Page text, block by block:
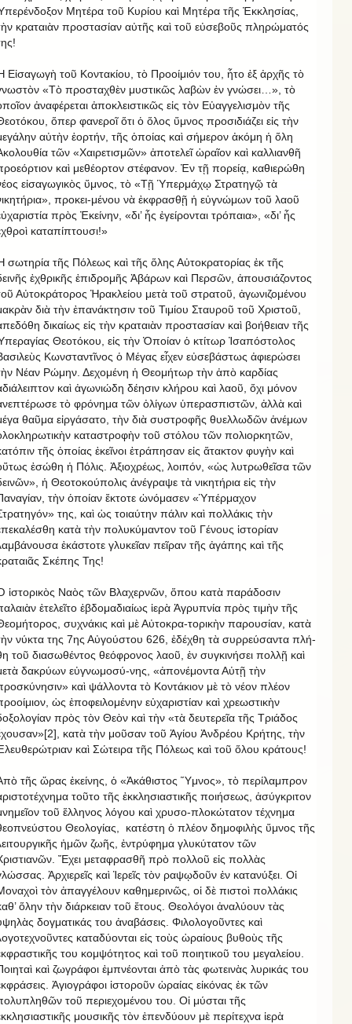
Μητέρα τοῦ Κυρίου καὶ Μητέρα τῆς Ἐκκλησίας,
κραταιὰν προστασίαν αὐτῆς καὶ τοῦ εὐσεβοῦς πληρώματός
Εἰσαγωγὴ τοῦ Κοντακίου, τὸ Προοίμιόν του, ἦτο ἐξ ἀρχῆς τὸ
«Τὸ προσταχθὲν μυστικῶς λαβὼν ἐν γνώσει…», τὸ
ἀναφέρεται ἀποκλειστικῶς εἰς τὸν Εὐαγγελισμὸν τῆς
ὅπερ φανεροῖ ὅτι ὁ ὅλος ὕμνος προσιδιάζει εἰς τὴν
αὐτὴν ἑορτήν, τῆς ὁποίας καὶ σήμερον ἀκόμη ἡ ὅλη
τῶν «Χαιρετισμῶν» ἀποτελεῖ ὡραῖον καὶ καλλιανθῆ
καὶ μεθέορτον στέφανον. Ἐν τῇ πορείᾳ, καθιερώθη
εἰσαγωγικὸς ὕμνος, τὸ «Τῇ Ὑπερμάχῳ Στρατηγῷ τὰ
προκει-μένου νὰ ἐκφρασθῇ ἡ εὐγνώμων τοῦ λαοῦ
πρὸς Ἐκείνην, «δι’ ἧς ἐγείρονται τρόπαια», «δι’ ἧς
καταπίπτουσι!»
σωτηρία τῆς Πόλεως καὶ τῆς ὅλης Αὐτοκρατορίας ἐκ τῆς
ἐχθρικῆς ἐπιδρομῆς Ἀβάρων καὶ Περσῶν, ἀπουσιάζοντος
Αὐτοκράτορος Ἡρακλείου μετὰ τοῦ στρατοῦ, ἀγωνιζομένου
διὰ τὴν ἐπανάκτησιν τοῦ Τιμίου Σταυροῦ τοῦ Χριστοῦ,
δικαίως εἰς τὴν κραταιὰν προστασίαν καὶ βοήθειαν τῆς
Θεοτόκου, εἰς τὴν Ὁποίαν ὁ κτίτωρ Ἰσαπόστολος
Κωνσταντῖνος ὁ Μέγας εἶχεν εὐσεβάστως ἀφιερώσει
Νέαν Ρώμην. Δεχομένη ἡ Θεομήτωρ τὴν ἀπὸ καρδίας
καὶ ἀγωνιώδη δέησιν κλήρου καὶ λαοῦ, ὄχι μόνον
τὸ φρόνημα τῶν ὀλίγων ὑπερασπιστῶν, ἀλλὰ καὶ
θαῦμα εἰργάσατο, τὴν διὰ συστροφῆς θυελλωδῶν ἀνέμων
καταστροφὴν τοῦ στόλου τῶν πολιορκητῶν,
τῆς ὁποίας ἐκεῖνοι ἐτράπησαν εἰς ἄτακτον φυγὴν καὶ
ἐσώθη ἡ Πόλις. Ἀξιοχρέως, λοιπόν, «ὡς λυτρωθεῖσα τῶν
ἡ Θεοτοκούπολις ἀνέγραψε τὰ νικητήρια εἰς τὴν
τὴν ὁποίαν ἔκτοτε ὠνόμασεν «Ὑπέρμαχον
της, καὶ ὡς τοιαύτην πάλιν καὶ πολλάκις τὴν
κατὰ τὴν πολυκύμαντον τοῦ Γένους ἱστορίαν
ἑκάστοτε γλυκεῖαν πεῖραν τῆς ἀγάπης καὶ τῆς
Σκέπης Της!
ἱστορικὸς Ναὸς τῶν Βλαχερνῶν, ὅπου κατὰ παράδοσιν
ἐτελεῖτο ἑβδομαδιαίως ἱερὰ Ἀγρυπνία πρὸς τιμὴν τῆς
συχνάκις καὶ μὲ Αὐτοκρα-τορικὴν παρουσίαν, κατὰ
νύκτα της 7ης Αὐγούστου 626, ἐδέχθη τὰ συρρεύσαντα πλή-
τοῦ διασωθέντος θεόφρονος λαοῦ, ἐν συγκινήσει πολλῇ καὶ
δακρύων εὐγνωμοσύ-νης, «ἀπονέμοντα Αὐτῇ τὴν
καὶ ψάλλοντα τὸ Κοντάκιον μὲ τὸ νέον πλέον
ὡς ἐποφειλομένην εὐχαριστίαν καὶ χρεωστικὴν
πρὸς τὸν Θεὸν καὶ τὴν «τὰ δευτερεῖα τῆς Τριάδος
κατὰ τὴν μοῦσαν τοῦ Ἁγίου Ἀνδρέου Κρήτης, τὴν
καὶ Σώτειρα τῆς Πόλεως καὶ τοῦ ὅλου κράτους!
τῆς ὥρας ἐκείνης, ὁ «Ἀκάθιστος Ὕμνος», τὸ περίλαμπρον
τοῦτο τῆς ἐκκλησιαστικῆς ποιήσεως, ἀσύγκριτον
τοῦ ἕλληνος λόγου καὶ χρυσο-πλοκώτατον τέχνημα
Θεολογίας, κατέστη ὁ πλέον δημοφιλὴς ὕμνος τῆς
ἡμῶν ζωῆς, ἐντρύφημα γλυκύτατον τῶν
Ἔχει μεταφρασθῆ πρὸ πολλοῦ εἰς πολλὰς
Ἀρχιερεῖς καὶ Ἱερεῖς τὸν ραψῳδοῦν ἐν κατανύξει. Οἱ
τὸν ἀπαγγέλουν καθημερινῶς, οἱ δὲ πιστοὶ πολλάκις
ὅλην τὴν διάρκειαν τοῦ ἔτους. Θεολόγοι ἀναλύουν τὰς
δογματικάς του ἀναβάσεις. Φιλολογοῦντες καὶ
καταδύονται εἰς τοὺς ὡραίους βυθοὺς τῆς
του κομψότητος καὶ τοῦ ποιητικοῦ του μεγαλείου.
καὶ ζωγράφοι ἐμπνέονται ἀπὸ τὰς φωτεινὰς λυρικάς του
Ἁγιογράφοι ἱστοροῦν ὡραίας εἰκόνας ἐκ τῶν
τοῦ περιεχομένου του. Οἱ μύσται τῆς
μουσικῆς τὸν ἐπενδύουν μὲ περίτεχνα ἱερὰ